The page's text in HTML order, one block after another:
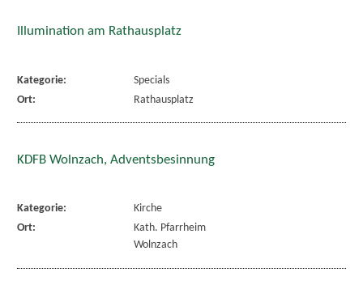
Illumination am Rathausplatz
Kategorie:
Specials
Ort:
Rathausplatz
KDFB Wolnzach, Adventsbesinnung
Kategorie:
Kirche
Ort:
Kath. Pfarrheim
Wolnzach